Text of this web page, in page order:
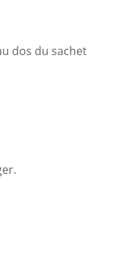
dos du sachet